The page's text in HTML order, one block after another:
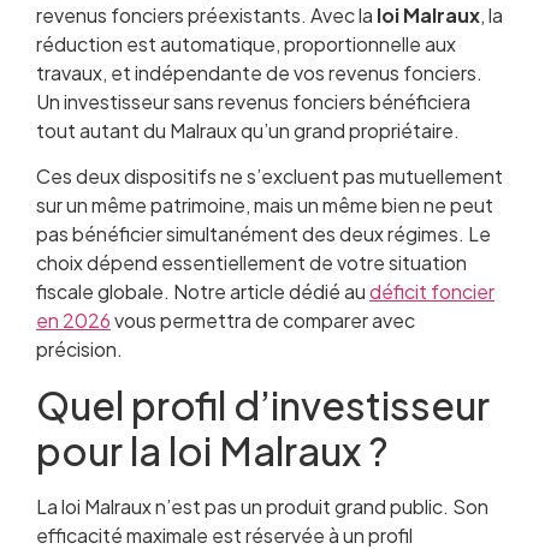
revenus fonciers préexistants. Avec la loi Malraux, la
réduction est automatique, proportionnelle aux
travaux, et indépendante de vos revenus fonciers.
Un investisseur sans revenus fonciers bénéficiera
tout autant du Malraux qu’un grand propriétaire.
Ces deux dispositifs ne s’excluent pas mutuellement
sur un même patrimoine, mais un même bien ne peut
pas bénéficier simultanément des deux régimes. Le
choix dépend essentiellement de votre situation
fiscale globale. Notre article dédié audéficit foncier
en 2026vous permettra de comparer avec
précision.
Quel profil d’investisseur
pour la loi Malraux ?
La loi Malraux n’est pas un produit grand public. Son
efficacité maximale est réservée à un profil